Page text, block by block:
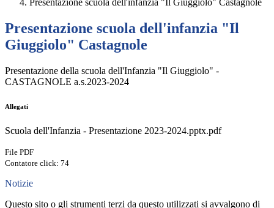
Presentazione scuola dell'infanzia "Il Giuggiolo" Castagnole
Presentazione scuola dell'infanzia "Il
Giuggiolo" Castagnole
Presentazione della scuola dell'Infanzia "Il Giuggiolo" -
CASTAGNOLE a.s.2023-2024
Allegati
Scuola dell'Infanzia - Presentazione 2023-2024.pptx.pdf
File PDF
Contatore click: 74
Notizie
Questo sito o gli strumenti terzi da questo utilizzati si avvalgono di